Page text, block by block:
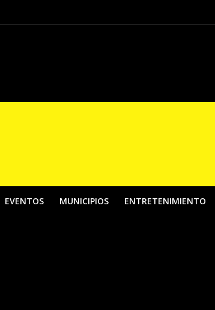
El País de la Belleza”, una apuesta por fortalecer los
EVENTOS MUNICIPIOS ENTRETENIMIENTO